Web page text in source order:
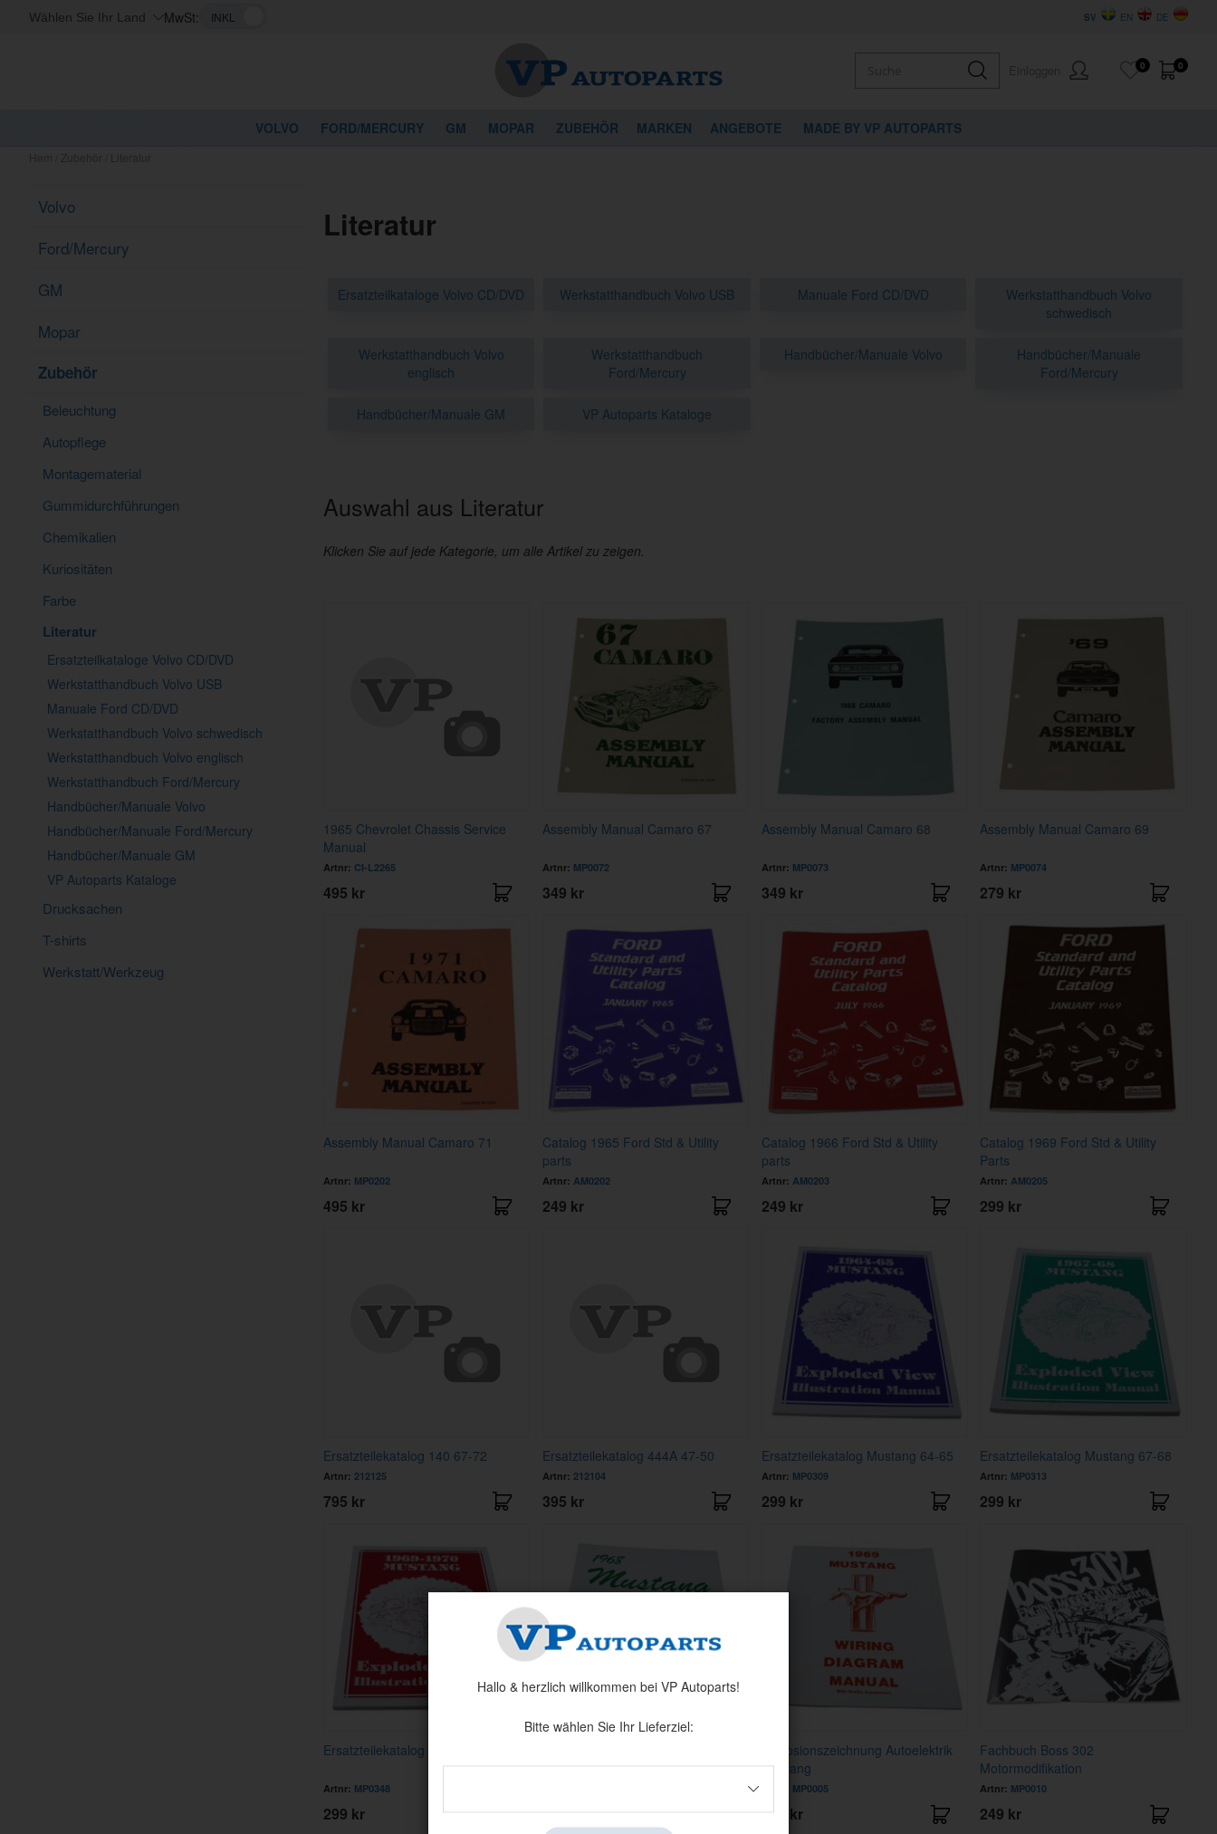
Wählen Sie Ihr Land MwSt: DE
EN
SV
0
0
VOLVO FORD/MERCURY GM MOPAR ZUBEHÖR MARKEN ANGEBOTE MADE BY VP AUTOPARTS
Volvo
Ford/Mercury
GM
Mopar
Zubehör
Beleuchtung
Autopflege
Montagematerial
Gummidurchführungen
Chemikalien
Kuriositäten
Farbe
Literatur
Ersatzteilkataloge Volvo CD/DVD
Werkstatthandbuch Volvo USB
Manuale Ford CD/DVD
Werkstatthandbuch Volvo schwedisch
Werkstatthandbuch Volvo englisch
Werkstatthandbuch Ford/Mercury
Handbücher/Manuale Volvo
Handbücher/Manuale Ford/Mercury
Handbücher/Manuale GM
VP Autoparts Kataloge
Drucksachen
T-shirts
Werkstatt/Werkzeug
Literatur
Ersatzteilkataloge Volvo CD/DVD Werkstatthandbuch Volvo USB Manuale Ford CD/DVD
Werkstatthandbuch Volvo
schwedisch
Werkstatthandbuch Volvo
englisch
Werkstatthandbuch
Ford/Mercury
Handbücher/Manuale Volvo
Handbücher/Manuale
Ford/Mercury
Handbücher/Manuale GM VP Autoparts Kataloge
Auswahl aus Literatur
Klicken Sie auf jede Kategorie, um alle Artikel zu zeigen.
1965 Chevrolet Chassis Service
Manual
Artnr: CI-L2265
495 kr
Assembly Manual Camaro 67
Artnr: MP0072
349 kr
Assembly Manual Camaro 68
Artnr: MP0073
349 kr
Assembly Manual Camaro 69
Artnr: MP0074
279 kr
Assembly Manual Camaro 71
Artnr: MP0202
495 kr
Catalog 1965 Ford Std & Utility
parts
Artnr: AM0202
249 kr
Catalog 1966 Ford Std & Utility
parts
Artnr: AM0203
249 kr
Catalog 1969 Ford Std & Utility
Parts
Artnr: AM0205
299 kr
Ersatzteilekatalog 140 67-72
Artnr: 212125
795 kr
Ersatzteilekatalog 444A 47-50
Artnr: 212104
395 kr
Ersatzteilekatalog Mustang 64-65
Artnr: MP0309
299 kr
Ersatzteilekatalog Mustang 67-68
Artnr: MP0313
299 kr
Ersatzteilekatalog Mustang 69-70
Artnr: MP0348
299 kr
Explosionszeichnung Autoelektrik
Mustang
MP0005
195 kr
Fachbuch Boss 302
Motormodifikation
Artnr: MP0010
249 kr
Hallo & herzlich willkommen bei VP Autoparts!
Bitte wählen Sie Ihr Lieferziel: